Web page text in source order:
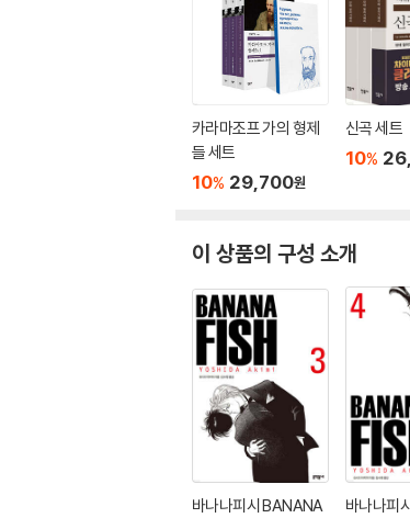
카라마조프 가의 형제
들 세트
10% 29,700원
신곡 세트
10%
이 상품의 구성 소개
바나나피시 BANANA
바나나피